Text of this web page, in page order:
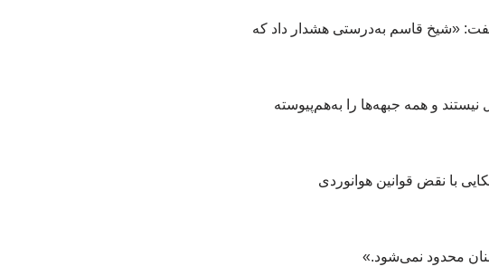
«شیخ قاسم به‌درستی هشدار داد که
و همه جبهه‌ها را به‌هم‌پیوسته
با نقض قوانین هوانوردی
محدود نمی‌شود.»